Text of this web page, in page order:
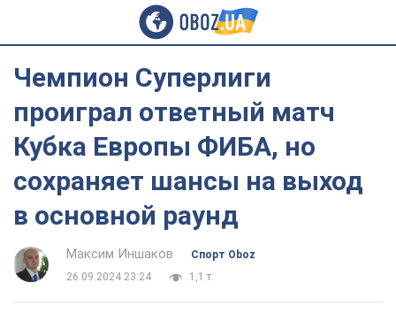
Чемпион Суперлиги
проиграл ответный матч
Кубка Европы ФИБА, но
сохраняет шансы на выход
в основной раунд
Максим Иншаков
Спорт Oboz
26.09.2024 23:24
1,1 т.